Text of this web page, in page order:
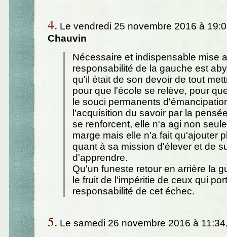
4. Le vendredi 25 novembre 2016 à
Chauvin
Nécessaire et indispensable mise
responsabilité de la gauche est
qu'il était de son devoir de tout
pour que l'école se relève, pour
le souci permanents
l'acquisition du savoir par la
se renforcent, elle n'a agi non
marge mais elle n'a fait qu'ajouter
quant à sa mission d'élever et de
d'apprendre.
Qu'un funeste retour en arrière la
le fruit de l'impéritie de ceux qui
responsabilité de cet échec.
5. Le samedi 26 novembre 2016 à